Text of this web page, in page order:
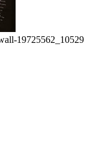
19725562_10529